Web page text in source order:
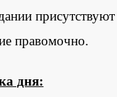
правомочно.
дня: